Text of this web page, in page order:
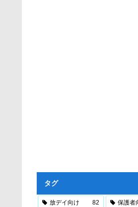
タグ
放デイ向け 82 保護者